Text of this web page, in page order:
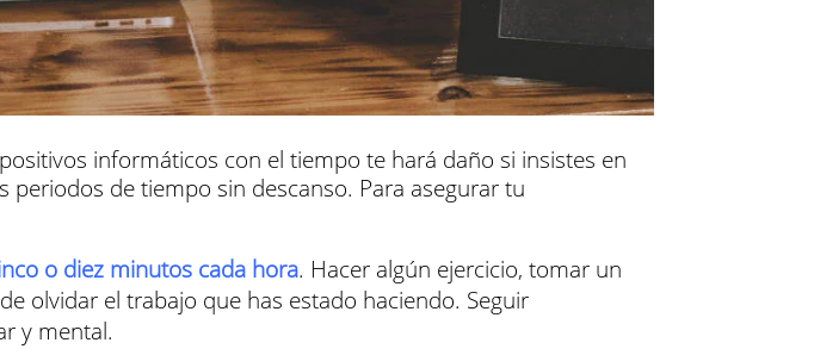
informáticos con el tiempo te hará daño si insistes en
de tiempo sin descanso. Para asegurar tu
o diez minutos cada hora. Hacer algún ejercicio, tomar un
olvidar el trabajo que has estado haciendo. Seguir
y mental.